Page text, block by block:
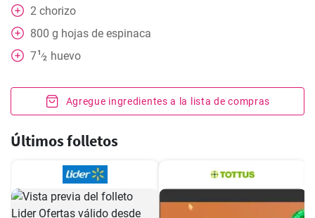
2 chorizo
800 g hojas de espinaca
71⁄2 huevo
Agregue ingredientes a la lista de compras
Últimos folletos